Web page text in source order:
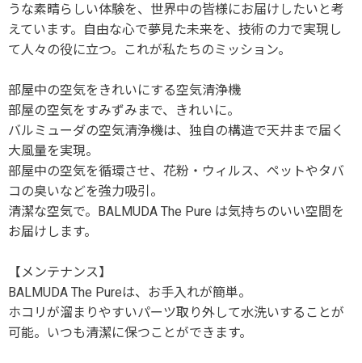
うな素晴らしい体験を、世界中の皆様にお届けしたいと考
えています。自由な心で夢見た未来を、技術の力で実現し
て人々の役に立つ。これが私たちのミッション。
部屋中の空気をきれいにする空気清浄機
部屋の空気をすみずみまで、きれいに。
バルミューダの空気清浄機は、独自の構造で天井まで届く
大風量を実現。
部屋中の空気を循環させ、花粉・ウィルス、ペットやタバ
コの臭いなどを強力吸引。
清潔な空気で。BALMUDA The Pure は気持ちのいい空間を
お届けします。
【メンテナンス】
BALMUDA The Pureは、お手入れが簡単。
ホコリが溜まりやすいパーツ取り外して水洗いすることが
可能。いつも清潔に保つことができます。